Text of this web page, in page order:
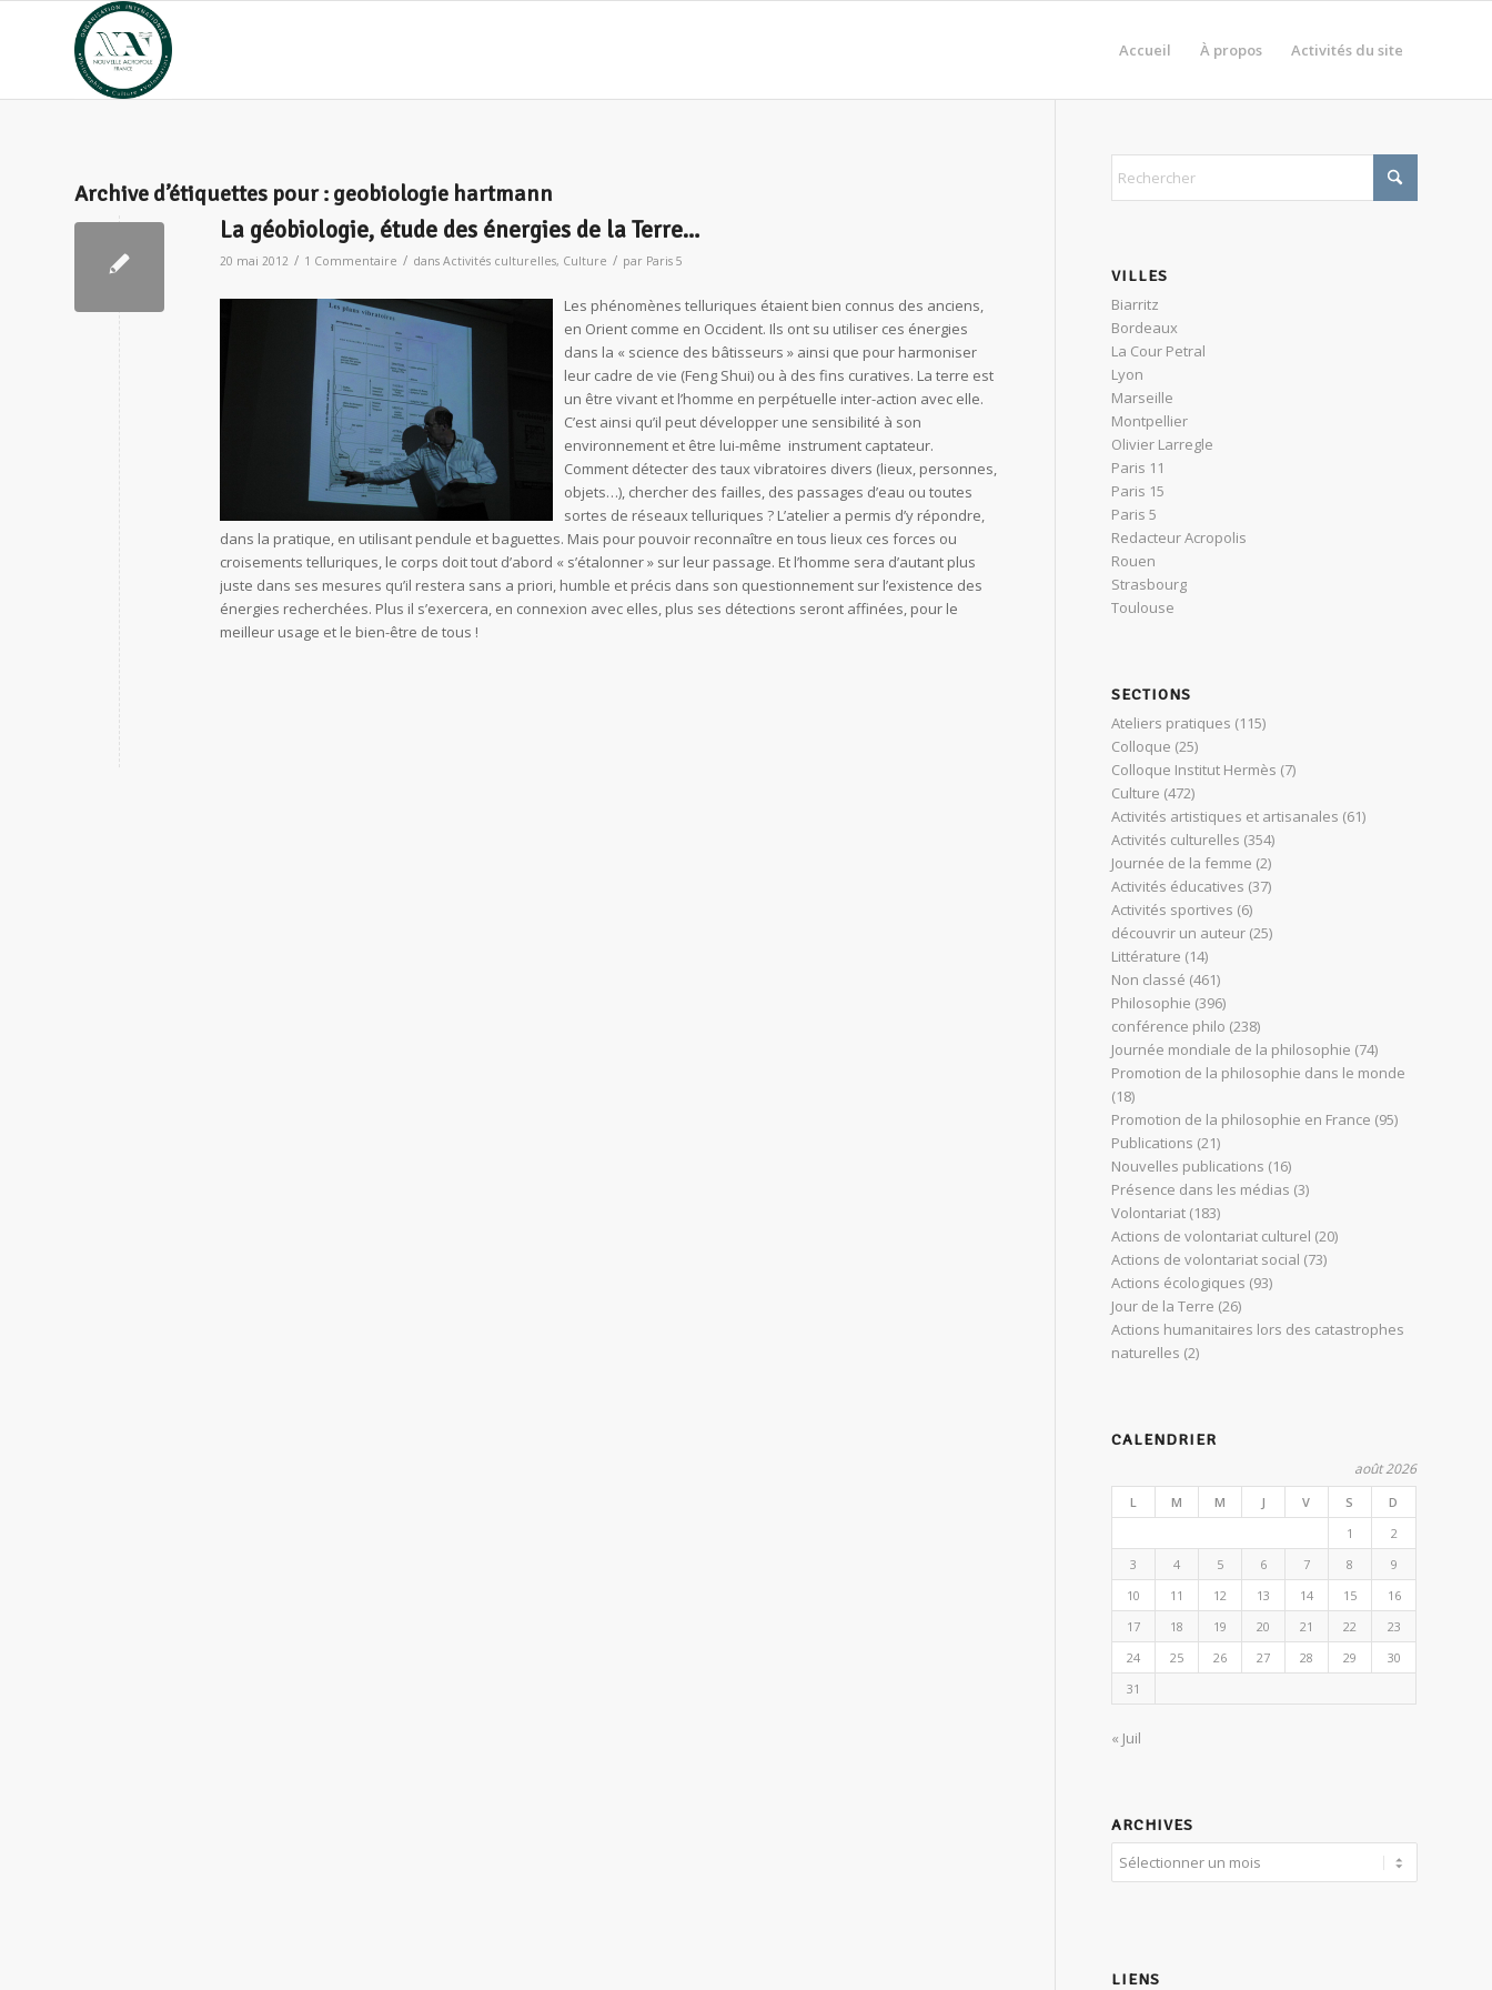
Accueil À propos Activités du site
Archive d’étiquettes pour : geobiologie hartmann
La géobiologie, étude des énergies de la Terre…
20 mai 2012 / 1 Commentaire / dans Activités culturelles, Culture / par Paris 5
Les phénomènes telluriques étaient bien connus des anciens,
en Orient comme en Occident. Ils ont su utiliser ces énergies
dans la « science des bâtisseurs » ainsi que pour harmoniser
leur cadre de vie (Feng Shui) ou à des fins curatives. La terre est
un être vivant et l’homme en perpétuelle inter-action avec elle.
C’est ainsi qu’il peut développer une sensibilité à son
environnement et être lui-même instrument captateur.
Comment détecter des taux vibratoires divers (lieux, personnes,
objets…), chercher des failles, des passages d’eau ou toutes
sortes de réseaux telluriques ? L’atelier a permis d’y répondre,
dans la pratique, en utilisant pendule et baguettes. Mais pour pouvoir reconnaître en tous lieux ces forces ou
croisements telluriques, le corps doit tout d’abord « s’étalonner » sur leur passage. Et l’homme sera d’autant plus
juste dans ses mesures qu’il restera sans a priori, humble et précis dans son questionnement sur l’existence des
énergies recherchées. Plus il s’exercera, en connexion avec elles, plus ses détections seront affinées, pour le
meilleur usage et le bien-être de tous !
VILLES
Biarritz
Bordeaux
La Cour Petral
Lyon
Marseille
Montpellier
Olivier Larregle
Paris 11
Paris 15
Paris 5
Redacteur Acropolis
Rouen
Strasbourg
Toulouse
SECTIONS
Ateliers pratiques (115)
Colloque (25)
Colloque Institut Hermès (7)
Culture (472)
Activités artistiques et artisanales (61)
Activités culturelles (354)
Journée de la femme (2)
Activités éducatives (37)
Activités sportives (6)
découvrir un auteur (25)
Littérature (14)
Non classé (461)
Philosophie (396)
conférence philo (238)
Journée mondiale de la philosophie (74)
Promotion de la philosophie dans le monde
(18)
Promotion de la philosophie en France (95)
Publications (21)
Nouvelles publications (16)
Présence dans les médias (3)
Volontariat (183)
Actions de volontariat culturel (20)
Actions de volontariat social (73)
Actions écologiques (93)
Jour de la Terre (26)
Actions humanitaires lors des catastrophes
naturelles (2)
CALENDRIER
août 2026
L M M J V S
D
1
2
3
4 5 6 7 8
9
10
11 12 13 14 15
16
17
18 19 20 21 22
23
24
25 26 27 28 29
30
31
« Juil
ARCHIVES
LIENS